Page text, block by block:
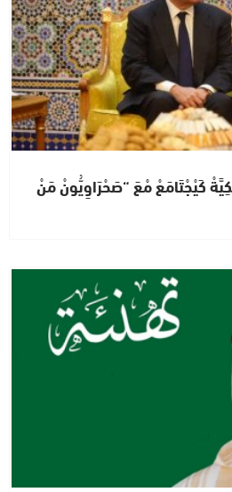
كَيْجْتَامَعْ مْعَ “صَحْرَاوِيُّونْ مَنْ